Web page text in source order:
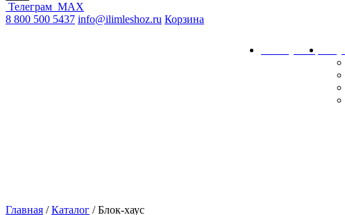
Телеграм MAX
8 800 500 5437 info@ilimleshoz.ru Корзина
Калькулятор
Главная /Каталог /Блок-хаус